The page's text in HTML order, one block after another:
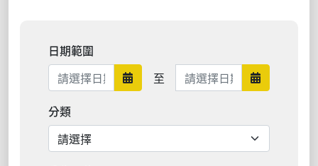
日期範圍
日期範圍開始
至 日期範圍結束 日期範圍
分類